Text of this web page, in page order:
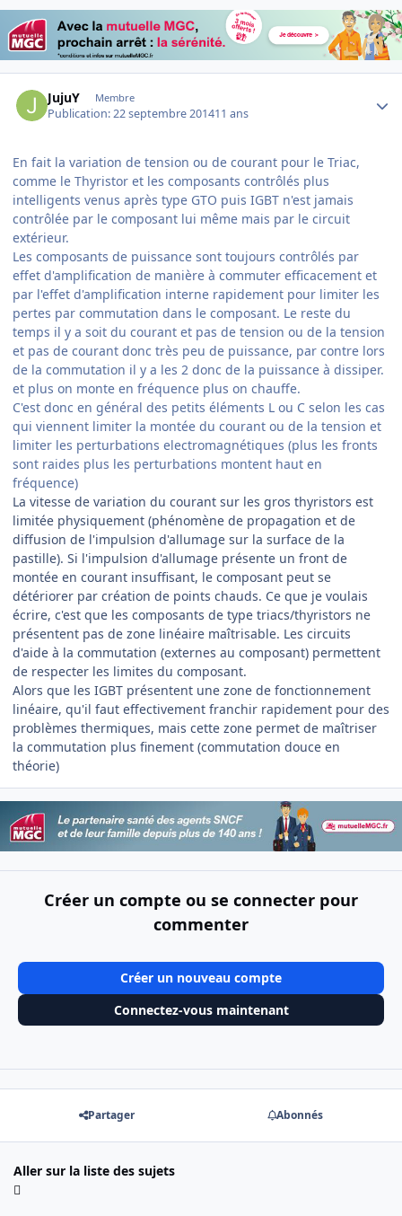
JujuY Membre
Publication:22 septembre 201411 ans
En fait la variation de tension ou de courant pour le Triac,
comme le Thyristor et les composants contrôlés plus
intelligents venus après type GTO puis IGBT n'est jamais
contrôlée par le composant lui même mais par le circuit
extérieur.
Les composants de puissance sont toujours contrôlés par
effet d'amplification de manière à commuter efficacement et
par l'effet d'amplification interne rapidement pour limiter les
pertes par commutation dans le composant. Le reste du
temps il y a soit du courant et pas de tension ou de la tension
et pas de courant donc très peu de puissance, par contre lors
de la commutation il y a les 2 donc de la puissance à dissiper.
et plus on monte en fréquence plus on chauffe.
C'est donc en général des petits éléments L ou C selon les cas
qui viennent limiter la montée du courant ou de la tension et
limiter les perturbations electromagnétiques (plus les fronts
sont raides plus les perturbations montent haut en
fréquence)
La vitesse de variation du courant sur les gros thyristors est
limitée physiquement (phénomène de propagation et de
diffusion de l'impulsion d'allumage sur la surface de la
pastille). Si l'impulsion d'allumage présente un front de
montée en courant insuffisant, le composant peut se
détériorer par création de points chauds. Ce que je voulais
écrire, c'est que les composants de type triacs/thyristors ne
présentent pas de zone linéaire maîtrisable. Les circuits
d'aide à la commutation (externes au composant) permettent
de respecter les limites du composant.
Alors que les IGBT présentent une zone de fonctionnement
linéaire, qu'il faut effectivement franchir rapidement pour des
problèmes thermiques, mais cette zone permet de maîtriser
la commutation plus finement (commutation douce en
théorie)
Créer un compte ou se connecter pour
commenter
Créer un nouveau compte
Connectez-vous maintenant
Partager Abonnés
Aller sur la liste des sujets